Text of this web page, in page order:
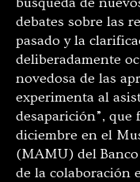
debates sobre las
pasado y la
deliberadamente
novedosa de las
experimenta al
desaparición”, que
diciembre en el
(MAMU) del
de la colaboración